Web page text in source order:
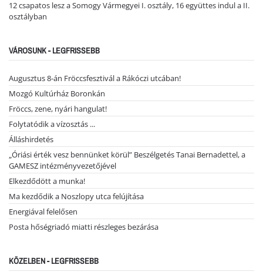
12 csapatos lesz a Somogy Vármegyei I. osztály, 16 együttes indul a II.
osztályban
VÁROSUNK - LEGFRISSEBB
Augusztus 8-án Fröccsfesztivál a Rákóczi utcában!
Mozgó Kultúrház Boronkán
Fröccs, zene, nyári hangulat!
Folytatódik a vízosztás ...
Álláshirdetés
„Óriási érték vesz bennünket körül” Beszélgetés Tanai Bernadettel, a
GAMESZ intézményvezetőjével
Elkezdődött a munka!
Ma kezdődik a Noszlopy utca felújítása
Energiával felelősen
Posta hőségriadó miatti részleges bezárása
KÖZELBEN - LEGFRISSEBB